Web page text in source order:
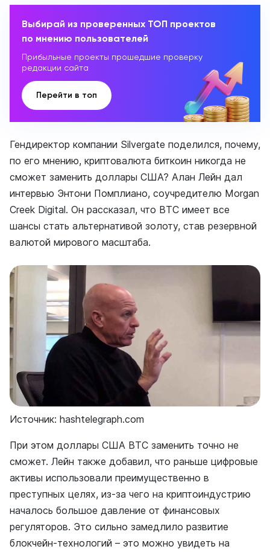
Выбирай из проверенных ТОП проектов
по мнению пользователей
Прибыльные проекты прошедшие проверку
редакции сайта
Перейти в топ
Гендиректор компании Silvergate поделился, почему,
по его мнению, криптовалюта биткоин никогда не
сможет заменить доллары США? Алан Лейн дал
интервью Энтони Помплиано, соучредителю Morgan
Creek Digital. Он рассказал, что BTC имеет все
шансы стать альтернативой золоту, став резервной
валютой мирового масштаба.
Источник: hashtelegraph.com
При этом доллары США BTC заменить точно не
сможет. Лейн также добавил, что раньше цифровые
активы использовали преимущественно в
преступных целях, из-за чего на криптоиндустрию
началось большое давление от финансовых
регуляторов. Это сильно замедлило развитие
блокчейн-технологий – это можно увидеть на